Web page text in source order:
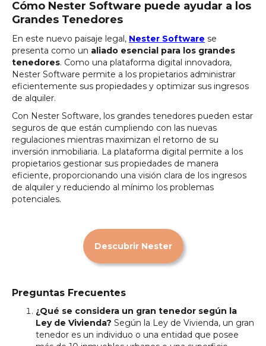
Cómo Nester Software puede ayudar a los
Grandes Tenedores
En este nuevo paisaje legal, Nester Software se
presenta como un aliado esencial para los grandes
tenedores. Como una plataforma digital innovadora,
Nester Software permite a los propietarios administrar
eficientemente sus propiedades y optimizar sus ingresos
de alquiler.
Con Nester Software, los grandes tenedores pueden estar
seguros de que están cumpliendo con las nuevas
regulaciones mientras maximizan el retorno de su
inversión inmobiliaria. La plataforma digital permite a los
propietarios gestionar sus propiedades de manera
eficiente, proporcionando una visión clara de los ingresos
de alquiler y reduciendo al mínimo los problemas
potenciales.
Descubrir Nester
Preguntas Frecuentes
¿Qué se considera un gran tenedor según la
Ley de Vivienda? Según la Ley de Vivienda, un gran
tenedor es un individuo o una entidad que posee